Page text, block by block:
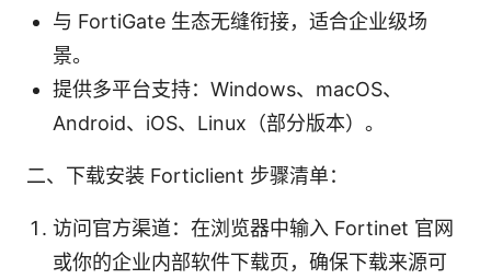
与 FortiGate 生态无缝衔接，适合企业级场
景。
提供多平台支持：Windows、macOS、
Android、iOS、Linux（部分版本）。
二、下载安装 Forticlient 步骤清单：
访问官方渠道：在浏览器中输入 Fortinet 官网
或你的企业内部软件下载页，确保下载来源可